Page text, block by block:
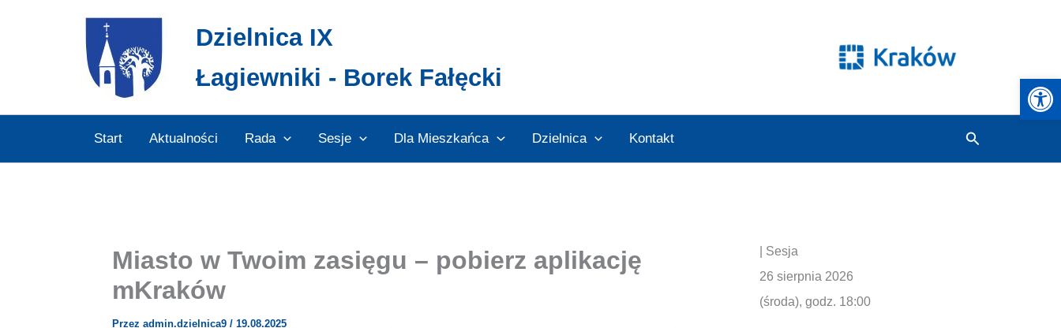
Dzielnica IX
Łagiewniki - Borek Fałęcki
Start Aktualności Rada Sesje Dla Mieszkańca Dzielnica Kontakt Szukaj
Miasto w Twoim zasięgu – pobierz aplikację
mKraków
Przez admin.dzielnica9 / 19.08.2025
| Sesja
26 sierpnia 2026
(środa), godz. 18:00